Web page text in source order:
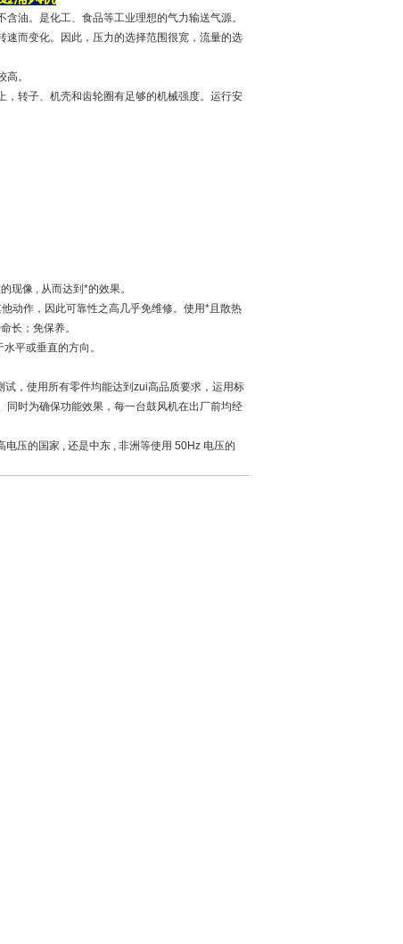
油。是化工、食品等工业理想的气力输送气源。
而变化。因此，压力的选择范围很宽，流量的选
。
转子、机壳和齿轮圈有足够的机械强度。运行安
现像 , 从而达到*的效果。
动作，因此可靠性之高几乎免维修。使用*且散热
长；免保养。
平或垂直的方向。
，使用所有零件均能达到zui高品质要求，运用标
时为确保功能效果，每一台鼓风机在出厂前均经
压的国家 , 还是中东 , 非洲等使用 50Hz 电压的